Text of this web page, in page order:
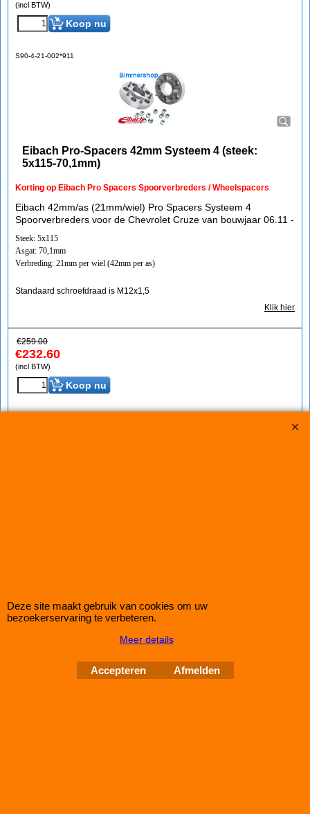
(incl BTW)
Koop nu
S90-4-21-002*911
Eibach Pro-Spacers 42mm Systeem 4 (steek:
5x115-70,1mm)
Korting op Eibach Pro Spacers Spoorverbreders / Wheelspacers
Eibach 42mm/as (21mm/wiel) Pro Spacers Systeem 4
Spoorverbreders voor de Chevrolet Cruze van bouwjaar 06.11 -
Steek: 5x115
Asgat: 70,1mm
Verbreding: 21mm per wiel (42mm per as)
Standaard schroefdraad is M12x1,5
Klik hier
€259.00
€232.60
(incl BTW)
Koop nu
Steek: 5x115
Asgat: 70,1mm
Verbreding: 25mm per wiel (50mm per as)
Deze site maakt gebruik van cookies om uw
bezoekerservaring te verbeteren.
Meer details
Accepteren Afmelden